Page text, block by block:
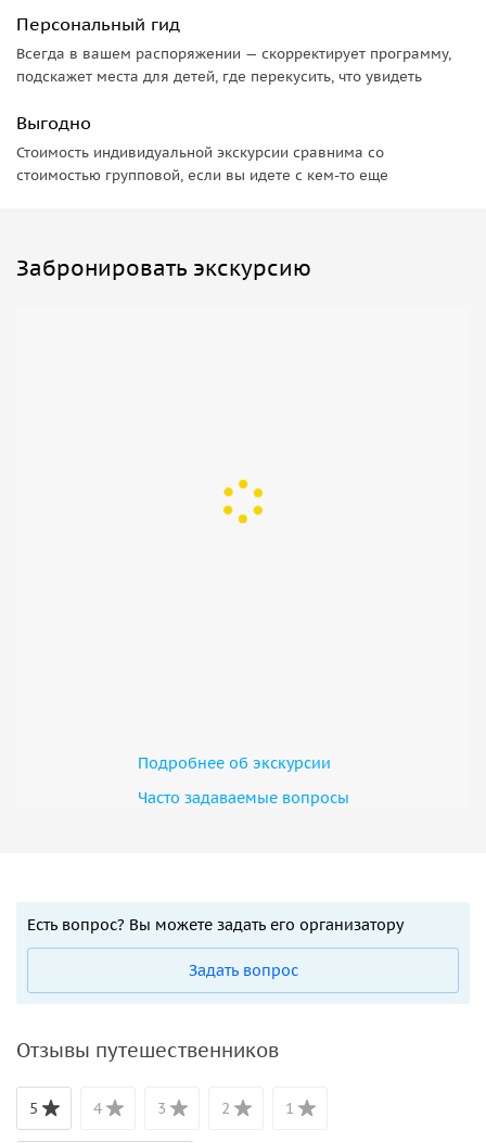
Персональный гид
Всегда в вашем распоряжении — скорректирует программу,
подскажет места для детей, где перекусить, что увидеть
Выгодно
Стоимость индивидуальной экскурсии сравнима со
стоимостью групповой, если вы идете с кем-то еще
Забронировать экскурсию
Подробнее об экскурсии
Часто задаваемые вопросы
Есть вопрос? Вы можете задать его организатору
Задать вопрос
Отзывы путешественников
5 4 3 2 1